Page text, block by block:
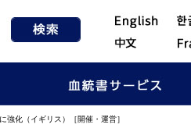
化（イギリス）［開催・運営］